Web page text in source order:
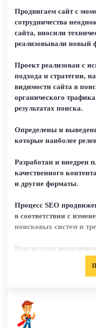
Продвигаем сайт с
сотрудничества
сайта, вносили
реализовывали новый
Проект реализован с
подхода и стратегии,
видимости сайта в
органического
результатах поиска.
Определены и
которые наиболее
Разработан и внедрен
качественного
и другие форматы.
Процесс SEO
в соответствии с
поисковых систем и
Результатом
улучшение позиций в
SEO-стратегия была
компании и регулярно
наилучших результатов.